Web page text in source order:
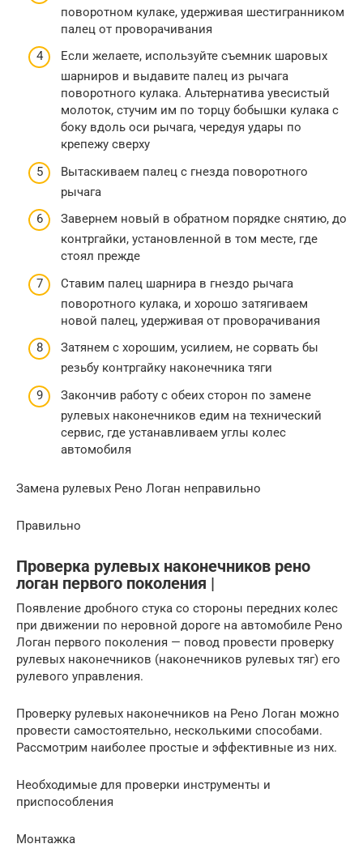
поворотном кулаке, удерживая шестигранником
палец от проворачивания
Если желаете, используйте съемник шаровых
шарниров и выдавите палец из рычага
поворотного кулака. Альтернатива увесистый
молоток, стучим им по торцу бобышки кулака с
боку вдоль оси рычага, чередуя удары по
крепежу сверху
Вытаскиваем палец с гнезда поворотного
рычага
Завернем новый в обратном порядке снятию, до
контргайки, установленной в том месте, где
стоял прежде
Ставим палец шарнира в гнездо рычага
поворотного кулака, и хорошо затягиваем
новой палец, удерживая от проворачивания
Затянем с хорошим, усилием, не сорвать бы
резьбу контргайку наконечника тяги
Закончив работу с обеих сторон по замене
рулевых наконечников едим на технический
сервис, где устанавливаем углы колес
автомобиля
Замена рулевых Рено Логан неправильно
Правильно
Проверка рулевых наконечников рено
логан первого поколения |
Появление дробного стука со стороны передних колес
при движении по неровной дороге на автомобиле Рено
Логан первого поколения — повод провести проверку
рулевых наконечников (наконечников рулевых тяг) его
рулевого управления.
Проверку рулевых наконечников на Рено Логан можно
провести самостоятельно, несколькими способами.
Рассмотрим наиболее простые и эффективные из них.
Необходимые для проверки инструменты и
приспособления
Монтажка